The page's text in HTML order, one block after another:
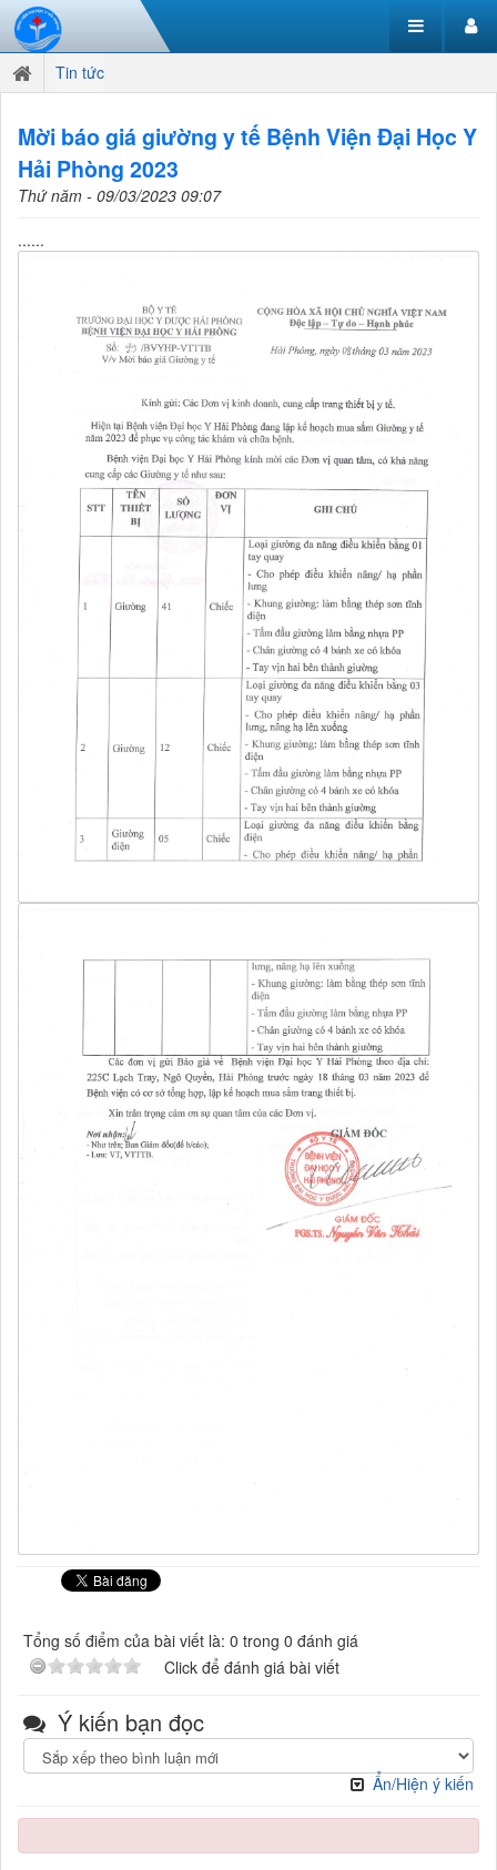
Tin tức
Mời báo giá giường y tế Bệnh Viện Đại Học Y
Hải Phòng 2023
Thứ năm - 09/03/2023 09:07
......
Tổng số điểm của bài viết là: 0 trong 0 đánh giá
Click để đánh giá bài viết
Ý kiến bạn đọc
Ẩn/Hiện ý kiến